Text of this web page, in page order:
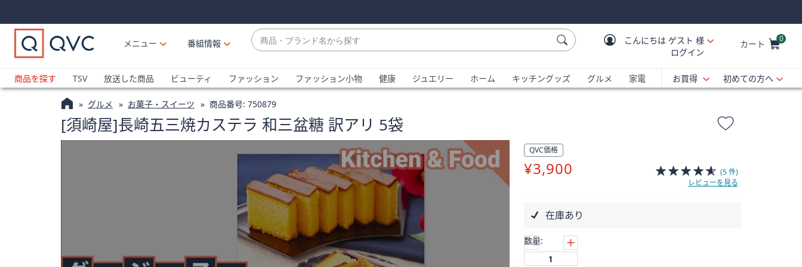
Links
Links2
メニュー
番組情報
商
品・
ラ
ン
ド
名
す
補
が
利
可
能
な
合、
上
下
の
矢
こんにちは ゲスト 様
ログイン
カート 0
商品を探す
TSV 放送した商品 ビューティ ファッション ファッション小物 健康 ジュエリー ホーム キッチングッズ グルメ 家電 お買得 初めての方へ
グルメ お菓子・スイーツ 商品番号: 750879
[須崎屋]長崎五三焼カステラ 和三盆糖 訳アリ 5袋
QVC価格
削
¥3,900
(5 件)
レビューを見る
在庫あり
数量: